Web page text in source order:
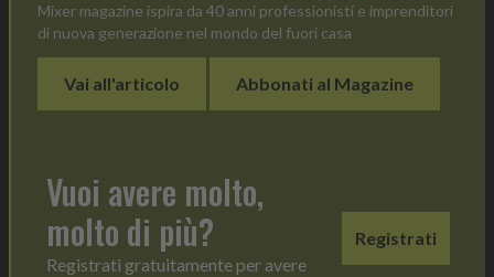
Mixer magazine ispira da 40 anni professionisti e imprenditori
di nuova generazione nel mondo del fuori casa
Vai all'articolo Abbonati al Magazine
Vuoi avere molto,
molto di più?
Registrati gratuitamente per avere
Registrati